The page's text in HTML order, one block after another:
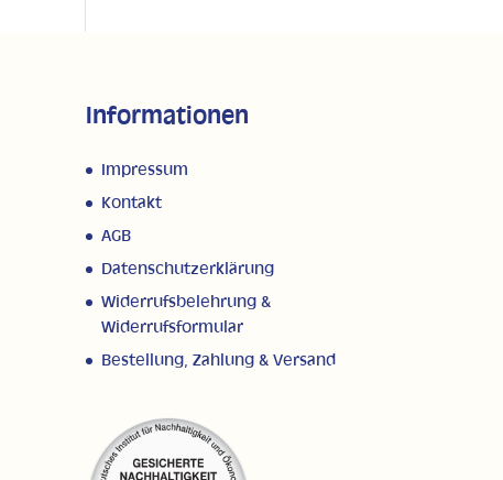
Informationen
Impressum
Kontakt
AGB
Datenschutzerklärung
Widerrufsbelehrung &
Widerrufsformular
Bestellung, Zahlung & Versand